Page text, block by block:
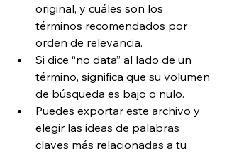
original, y cuáles son los
términos recomendados por
orden de relevancia.
Si dice “no data” al lado de un
término, significa que su volumen
de búsqueda es bajo o nulo.
Puedes exportar este archivo y
elegir las ideas de palabras
claves más relacionadas a tu